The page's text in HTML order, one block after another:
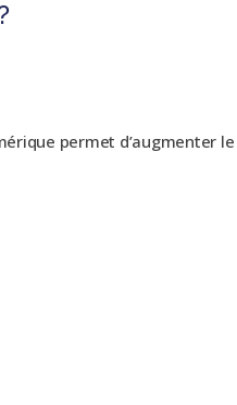
permet d’augmenter le